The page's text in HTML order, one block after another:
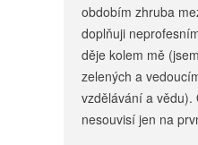
obdobím zhruba
doplňuji
děje kolem mě
zelených a
vzdělávání a vědu).
nesouvisí jen na